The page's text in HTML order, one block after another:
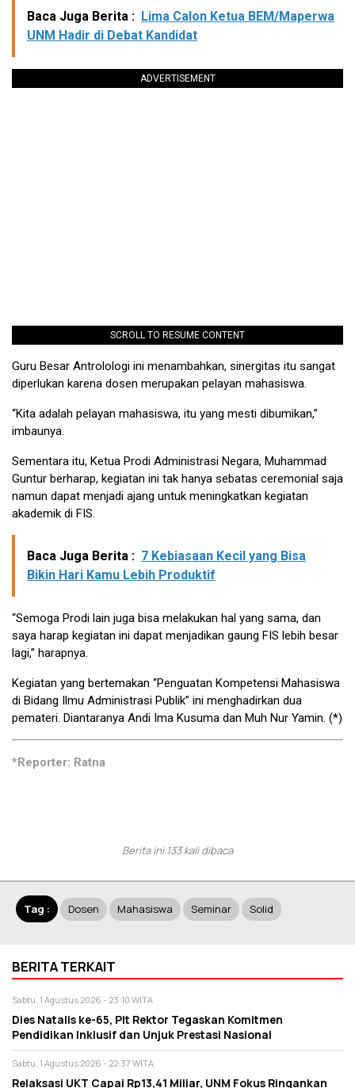
Baca Juga Berita : Lima Calon Ketua BEM/Maperwa
UNM Hadir di Debat Kandidat
ADVERTISEMENT
SCROLL TO RESUME CONTENT
Guru Besar Antrolologi ini menambahkan, sinergitas itu sangat
diperlukan karena dosen merupakan pelayan mahasiswa.
“Kita adalah pelayan mahasiswa, itu yang mesti dibumikan,”
imbaunya.
Sementara itu, Ketua Prodi Administrasi Negara, Muhammad
Guntur berharap, kegiatan ini tak hanya sebatas ceremonial saja
namun dapat menjadi ajang untuk meningkatkan kegiatan
akademik di FIS.
Baca Juga Berita : 7 Kebiasaan Kecil yang Bisa
Bikin Hari Kamu Lebih Produktif
“Semoga Prodi lain juga bisa melakukan hal yang sama, dan
saya harap kegiatan ini dapat menjadikan gaung FIS lebih besar
lagi,” harapnya.
Kegiatan yang bertemakan “Penguatan Kompetensi Mahasiswa
di Bidang Ilmu Administrasi Publik” ini menghadirkan dua
pemateri. Diantaranya Andi Ima Kusuma dan Muh Nur Yamin. (*)
*Reporter: Ratna
Berita ini 133 kali dibaca
Tag : Dosen Mahasiswa Seminar Solid
BERITA TERKAIT
Sabtu, 1 Agustus 2026 - 23:10 WITA
Dies Natalis ke-65, Plt Rektor Tegaskan Komitmen
Pendidikan Inklusif dan Unjuk Prestasi Nasional
Sabtu, 1 Agustus 2026 - 22:37 WITA
Relaksasi UKT Capai Rp13,41 Miliar, UNM Fokus Ringankan